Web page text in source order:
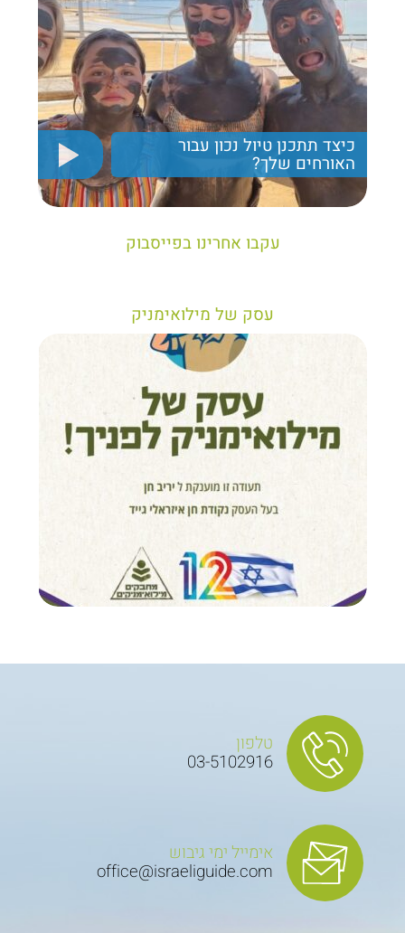
כיצד תתכנן טיול נכון עבור
האורחים שלך?
יריב חן, מציג את הקווים המנחים לבניית טיול נכון עבור
תיירים בישראל
עקבו אחרינו בפייסבוק
עסק של מילואימניק
טלפון
03-5102916
אימייל ימי גיבוש
office@israeliguide.com